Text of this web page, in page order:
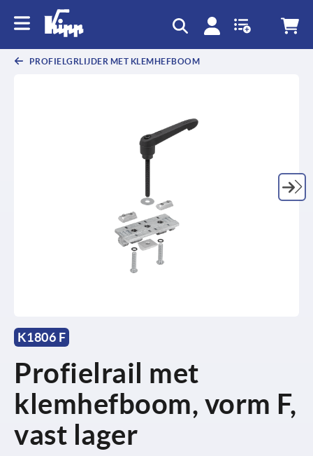
PROFIELGRLIJDER MET KLEMHEFBOOM
K1806 F
Profielrail met
klemhefboom, vorm F,
vast lager